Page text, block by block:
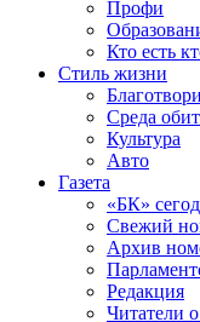
Профи
Кто есть
Стиль жизни
Среда
Культура
Авто
Газета
«БК»
Свежий
Архив
Редакция
Читатели о